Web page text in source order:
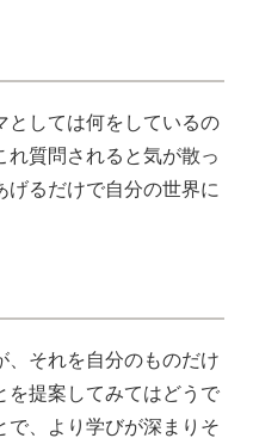
しては何をしているの
質問されると気が散っ
げるだけで自分の世界に
、それを自分のものだけ
を提案してみてはどうで
で、より学びが深まりそ